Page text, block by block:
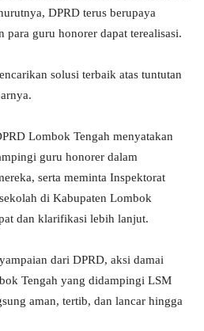
DPRD terus berupaya
para guru honorer dapat terealisasi.
solusi terbaik atas tuntutan
Lombok Tengah menyatakan
guru honorer dalam
serta meminta Inspektorat
di Kabupaten Lombok
dan klarifikasi lebih lanjut.
dari DPRD, aksi damai
Tengah yang didampingi LSM
aman, tertib, dan lancar hingga